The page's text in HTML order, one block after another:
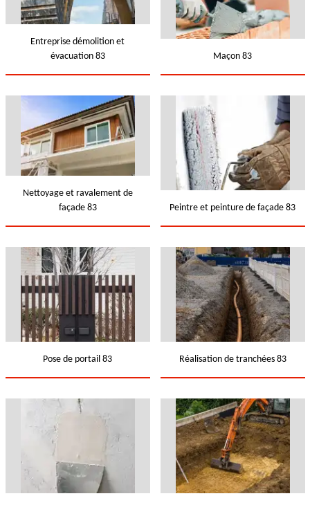
Entreprise démolition et
évacuation 83
Maçon 83
Nettoyage et ravalement de
façade 83
Peintre et peinture de façade 83
Pose de portail 83 Réalisation de tranchées 83